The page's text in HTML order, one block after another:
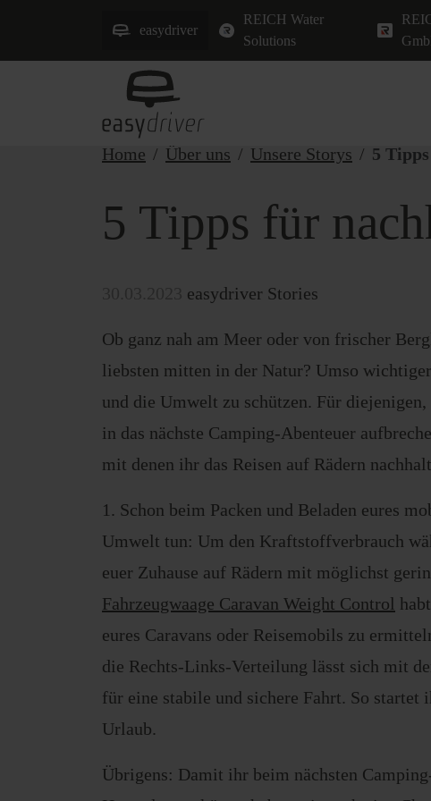
easydriver
REICH Water
Solutions
Home Über uns Unsere Storys 5
5 Tipps für
easydriver Stories
Ob ganz nah am Meer oder von frischer
liebsten mitten in der Natur? Umso
und die Umwelt zu schützen. Für
in das nächste Camping-Abenteuer
mit denen ihr das Reisen auf Rädern
1. Schon beim Packen und Beladen eures
Umwelt tun: Um den Kraftstoffverbrauch
euer Zuhause auf Rädern mit möglichst
Fahrzeugwaage Caravan Weight Control
eures Caravans oder Reisemobils zu
die Rechts-Links-Verteilung lässt sich mit
für eine stabile und sichere Fahrt. So
Urlaub.
Übrigens: Damit ihr beim nächsten